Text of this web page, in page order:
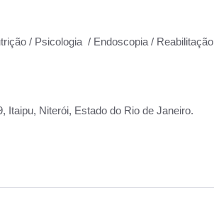
/ Psicologia / Endoscopia / Reabilitação
Itaipu, Niterói, Estado do Rio de Janeiro.